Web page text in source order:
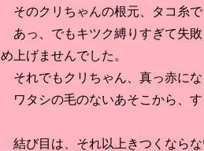
そのクリちゃんの根元、タコ糸で
あっ、でもキツク縛りすぎて失
め上げませんでした。
それでもクリちゃん、真っ赤にな
ワタシの毛のないあそこから、す
結び目は、それ以上きつくならな